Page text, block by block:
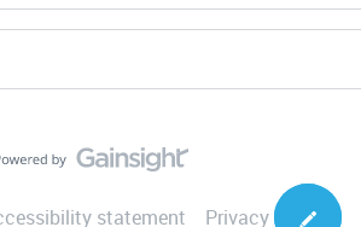
statement Privacy Notice